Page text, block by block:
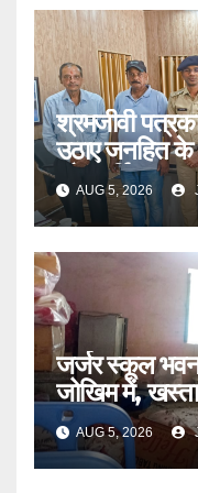
श्रमजीवी
उठाए जनहित के
और पार्किंग
AUG 5, 2026
जर्जर स्कूल भवन
जोखिम में,
जागा प्रशासन
AUG 5, 2026